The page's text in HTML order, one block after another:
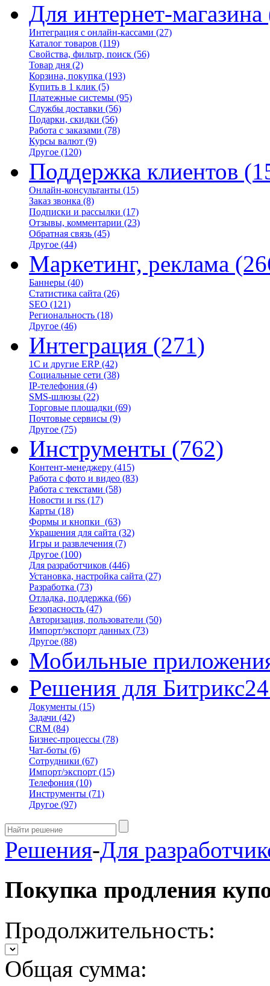
Для интернет-магазина
Интеграция с онлайн-кассами (27)
Каталог товаров (119)
Свойства, фильтр, поиск (56)
Товар дня (2)
Корзина, покупка (193)
Купить в 1 клик (5)
Платежные системы (95)
Службы доставки (56)
Подарки, скидки (56)
Работа с заказами (78)
Курсы валют (9)
Другое (120)
Поддержка клиентов
Онлайн-консультанты (15)
Заказ звонка (8)
Подписки и рассылки (17)
Отзывы, комментарии (23)
Обратная связь (45)
Другое (44)
Маркетинг, реклама
Баннеры (40)
Статистика сайта (26)
SEO (121)
Региональность (18)
Другое (46)
Интеграция (271)
1С и другие ERP (42)
Социальные сети (38)
IP-телефония (4)
SMS-шлюзы (22)
Торговые площадки (69)
Почтовые сервисы (9)
Другое (75)
Инструменты (762)
Контент-менеджеру (415)
Работа с фото и видео (83)
Работа с текстами (58)
Новости и rss (17)
Карты (18)
Формы и кнопки (63)
Украшения для сайта (32)
Игры и развлечения (7)
Другое (100)
Для разработчиков (446)
Установка, настройка сайта (27)
Разработка (73)
Отладка, поддержка (66)
Безопасность (47)
Авторизация, пользователи (50)
Импорт/экспорт данных (73)
Другое (88)
Мобильные
Решения для Битрикс24
Документы (15)
Задачи (42)
CRM (84)
Бизнес-процессы (78)
Чат-боты (6)
Сотрудники (67)
Импорт/экспорт (15)
Телефония (10)
Инструменты (71)
Другое (97)
Решения-Для
Покупка продления
Продолжительность:
Общая сумма: